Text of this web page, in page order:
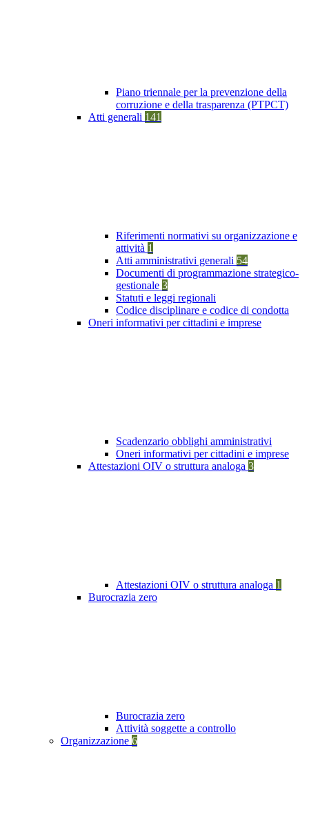
Piano triennale per la prevenzione della
corruzione e della trasparenza (PTPCT)
Atti generali 141
Riferimenti normativi su organizzazione e
attività 1
Atti amministrativi generali 54
Documenti di programmazione strategico-
gestionale 3
Statuti e leggi regionali
Codice disciplinare e codice di condotta
Oneri informativi per cittadini e imprese
Scadenzario obblighi amministrativi
Oneri informativi per cittadini e imprese
Attestazioni OIV o struttura analoga 3
Attestazioni OIV o struttura analoga 1
Burocrazia zero
Burocrazia zero
Attività soggette a controllo
Organizzazione 6